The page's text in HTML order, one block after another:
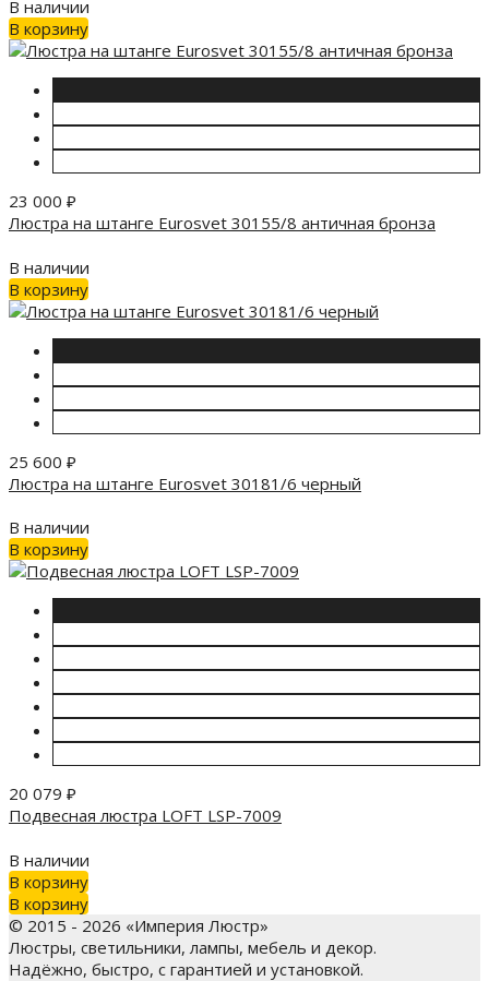
В наличии
В корзину
23 000 ₽
Люстра на штанге Eurosvet 30155/8 античная бронза
В наличии
В корзину
25 600 ₽
Люстра на штанге Eurosvet 30181/6 черный
В наличии
В корзину
20 079 ₽
Подвесная люстра LOFT LSP-7009
В наличии
В корзину
В корзину
© 2015 - 2026 «Империя Люстр»
Люстры, светильники, лампы, мебель и декор.
Надёжно, быстро, с гарантией и установкой.